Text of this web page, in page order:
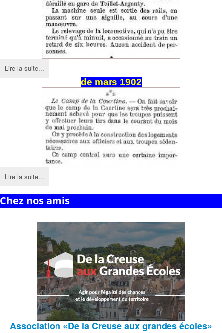
Lire la suite...
de mars 1902
Lire la suite...
Chez nos amis
Association «De la Creuse aux grandes écoles»